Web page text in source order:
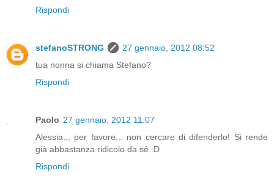
Rispondi
stefanoSTRONG
27 gennaio, 2012 08:52
tua nonna si chiama Stefano?
Rispondi
Paolo 27 gennaio, 2012 11:07
Alessia... per favore... non cercare di difenderlo! Si rende
già abbastanza ridicolo da sé :D
Rispondi